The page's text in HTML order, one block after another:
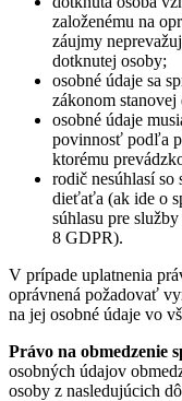
založenému na
záujmy
dotknutej osoby;
osobné údaje sa
zákonom stanovej
osobné údaje
povinnosť podľa
ktorému
rodič nesúhlasí
dieťaťa (ak ide o
súhlasu pre
8 GDPR).
V prípade uplatnenia
oprávnená požadovať
na jej osobné údaje vo
Právo na obmedzenie
osobných údajov
osoby z nasledujúcich